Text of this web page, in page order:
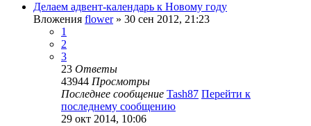
Делаем адвент-календарь к Новому году
Вложения flower» 30 сен 2012, 21:23
1
2
3
23 Ответы
43944 Просмотры
Последнее сообщение Tash87 Перейти к
последнему сообщению
29 окт 2014, 10:06